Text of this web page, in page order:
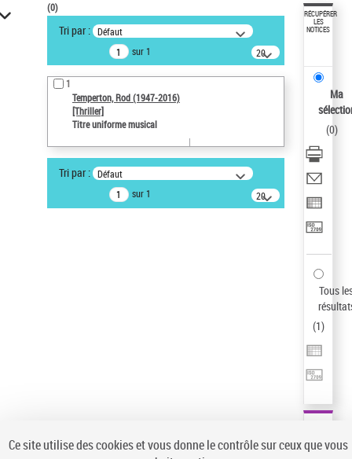
VOTRE RECHERCHE
Recherche avancée dans les
notices d’autorité
Œuvres liées à l'auteur :
Temperton, Rod (1947-2016)
Type de notice d'autorité
Titre uniforme musical
(0)
Tri par : Défaut
sur 1
20
résultats/page
1
Temperton, Rod (1947-2016)
[Thriller]
Titre uniforme musical
Tri par : Défaut
sur 1
20
résultats/page
RÉCUPÉRER
LES
NOTICES
Ma
(0)
Tous
(1)
Ce site utilise des cookies et vous donne le contrôle sur ceux que vous